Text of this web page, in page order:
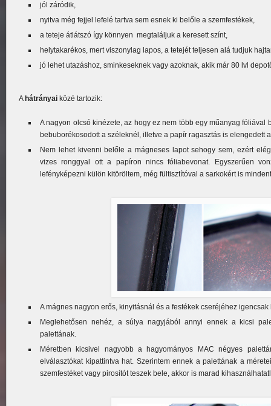
jól záródik,
nyitva még fejjel lefelé tartva sem esnek ki belőle a szemfestékek,
a teteje átlátszó így könnyen megtaláljuk a keresett színt,
helytakarékos, mert viszonylag lapos, a tetejét teljesen alá tudjuk
jó lehet utazáshoz, sminkeseknek vagy azoknak, akik már 80 lvl
A hátrányai közé tartozik:
A nagyon olcsó kinézete, az hogy ez nem több egy műanyag fóliával
bebuborékosodott a széleknél, illetve a papír ragasztás is elengedett
Nem lehet kivenni belőle a mágneses lapot sehogy sem, ezért
vizes ronggyal ott a papíron nincs fóliabevonat. Egyszerűen
lefényképezni külön kitöröltem, még fültisztítóval a sarkokért is
A mágnes nagyon erős, kinyitásnál és a festékek cseréjéhez
Meglehetősen nehéz, a súlya nagyjából annyi ennek a kicsi
palettának.
Méretben kicsivel nagyobb a hagyományos MAC négyes
elválasztókat kipattintva hat. Szerintem ennek a palettának a
szemfestéket vagy pirosítót teszek bele, akkor is marad